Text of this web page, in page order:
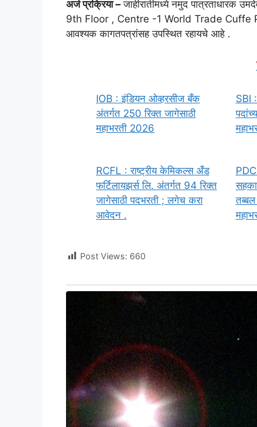
अर्ज प्रक्रिया –जाहीरातीमध्ये नमुद पात्रताधारक
9th Floor , Centre -1 World Trade Cuffe
आवश्यक कागतपत्रांसह उपस्थित रहायचे आहे .
IOB : इंडियन ओव्हरसीज बँक
अंतर्गत 250 रिक्त जागेसाठी
महाभरती 2026
SBI
RCFL : राष्ट्रीय केमिकल्स अँड
फर्टिलायझर्स लि. अंतर्गत 94 रिक्त
जागेसाठी पदभरती ; लगेच करा
आवेदन .
Post Views: 660